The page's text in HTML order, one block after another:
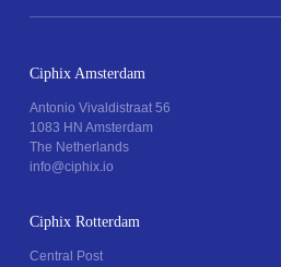
Ciphix Amsterdam
Antonio Vivaldistraat 56
1083 HN Amsterdam
The Netherlands
info@ciphix.io
Ciphix Rotterdam
Central Post